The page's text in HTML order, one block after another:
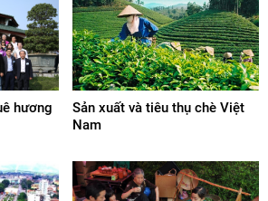
hương
Sản xuất và tiêu thụ chè Việt
Nam